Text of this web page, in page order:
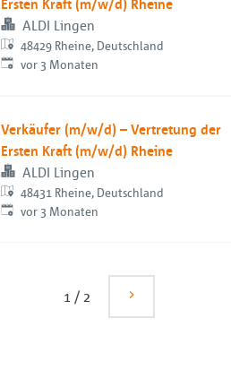
Ersten Kraft (m/w/d) Rheine
ALDI Lingen
48429 Rheine, Deutschland
Veröffentlicht:
vor 3 Monaten
Verkäufer (m/w/d) – Vertretung der
Ersten Kraft (m/w/d) Rheine
ALDI Lingen
48431 Rheine, Deutschland
Veröffentlicht:
vor 3 Monaten
1 / 2